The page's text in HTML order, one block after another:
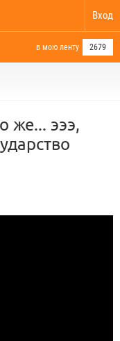
Вход
в мою ленту 2679
же... эээ,